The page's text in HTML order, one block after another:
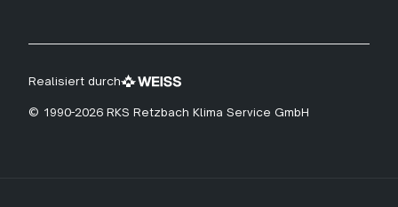
© 1990-2026 RKS Retzbach Klima Service GmbH
Realisiert durch